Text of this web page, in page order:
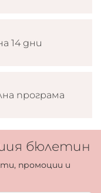
14 дни
програма
бюлетин
промоции и